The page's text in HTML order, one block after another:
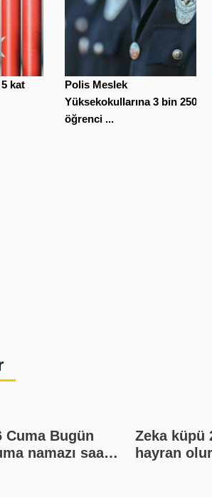
kat
Polis Meslek
Yüksekokullarına 3 bin 250
öğrenci ...
Cuma Bugün
namazı saat
Zeka küpü
hayran olur